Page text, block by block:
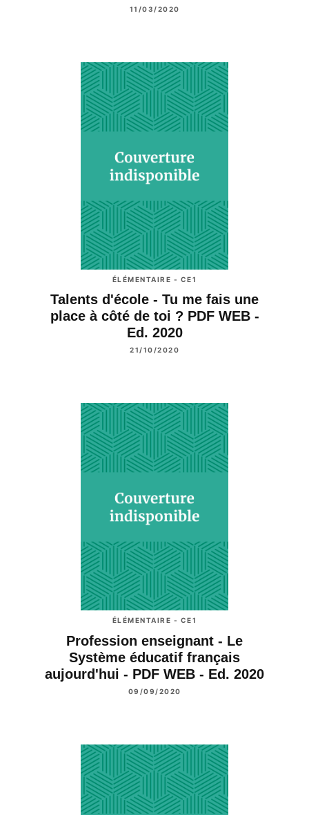
11/03/2020
ÉLÉMENTAIRE - CE1
Talents d'école - Tu me fais une
place à côté de toi ? PDF WEB -
Ed. 2020
21/10/2020
ÉLÉMENTAIRE - CE1
Profession enseignant - Le
Système éducatif français
aujourd'hui - PDF WEB - Ed. 2020
09/09/2020